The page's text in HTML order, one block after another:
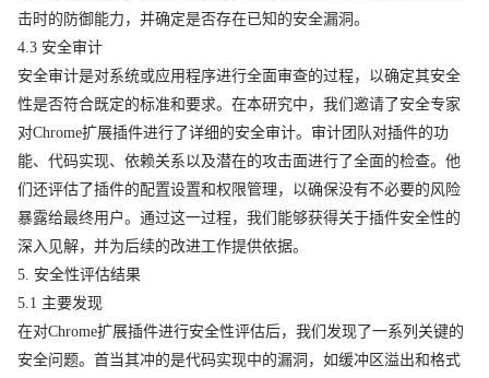
击时的防御能力，并确定是否存在已知的安全漏洞。
4.3 安全审计
安全审计是对系统或应用程序进行全面审查的过程，以确定其安全
性是否符合既定的标准和要求。在本研究中，我们邀请了安全专家
对Chrome扩展插件进行了详细的安全审计。审计团队对插件的功
能、代码实现、依赖关系以及潜在的攻击面进行了全面的检查。他
们还评估了插件的配置设置和权限管理，以确保没有不必要的风险
暴露给最终用户。通过这一过程，我们能够获得关于插件安全性的
深入见解，并为后续的改进工作提供依据。
5. 安全性评估结果
5.1 主要发现
在对Chrome扩展插件进行安全性评估后，我们发现了一系列关键的
安全问题。首当其冲的是代码实现中的漏洞，如缓冲区溢出和格式